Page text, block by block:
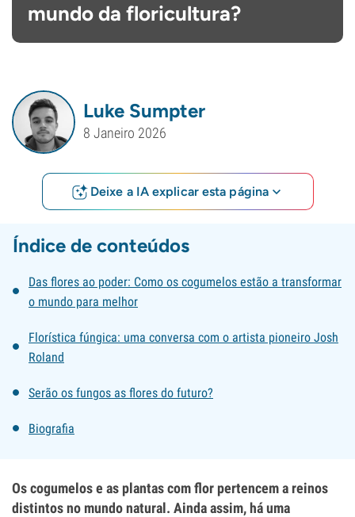
mundo da floricultura?
Luke Sumpter
8 Janeiro 2026
Deixe a IA explicar esta página
Índice de conteúdos
Das flores ao poder: Como os cogumelos estão a transformar
o mundo para melhor
Florística fúngica: uma conversa com o artista pioneiro Josh
Roland
Serão os fungos as flores do futuro?
Biografia
Os cogumelos e as plantas com flor pertencem a reinos
distintos no mundo natural. Ainda assim, há uma